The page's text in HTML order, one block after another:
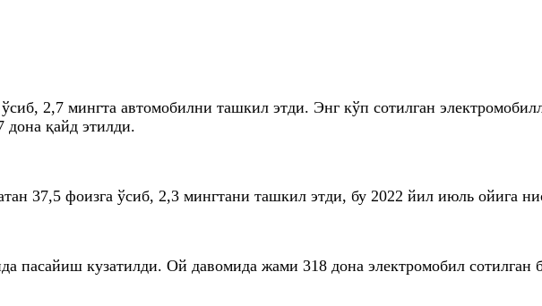
2,7 мингта автомобилни ташкил этди. Энг кўп сотилган
қайд этилди.
37,5 фоизга ўсиб, 2,3 мингтани ташкил этди, бу 2022 йил июль ойига
пасайиш кузатилди. Ой давомида жами 318 дона электромобил сотилган